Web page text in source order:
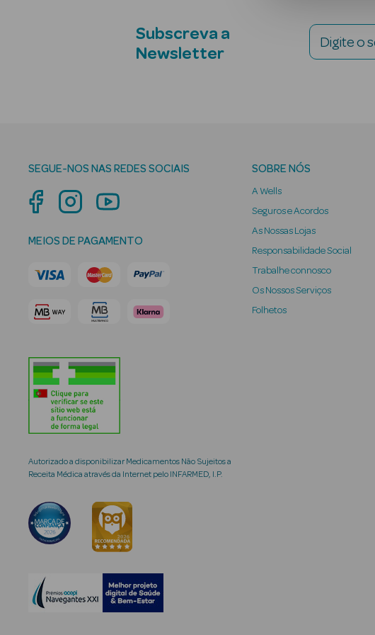
Subscreva a
Newsletter
Digite o
SEGUE-NOS NAS REDES SOCIAIS
MEIOS DE PAGAMENTO
Autorizado a disponibilizar Medicamentos Não Sujeitos a
Receita Médica através da Internet pelo INFARMED, I.P.
SOBRE NÓS
A Wells
Seguros e Acordos
As Nossas Lojas
Responsabilidade Social
Trabalhe connosco
Os Nossos Serviços
Folhetos